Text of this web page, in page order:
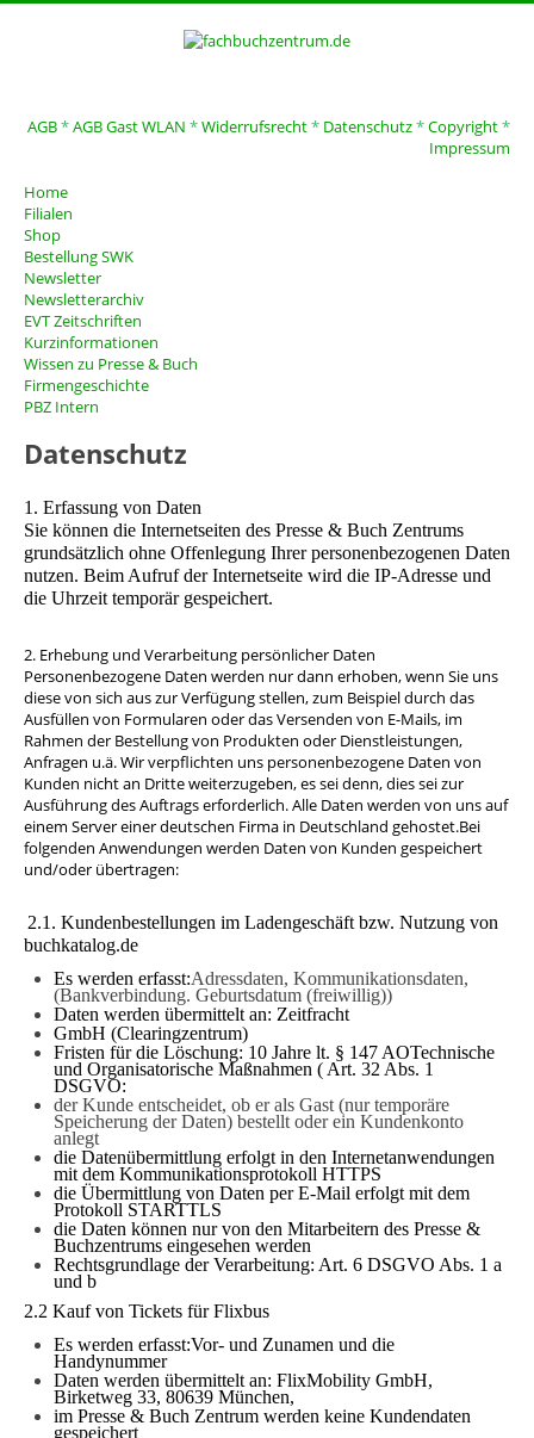
AGB*AGB Gast WLAN *Widerrufsrecht* Datenschutz*Copyright*
Impressum
Home
Filialen
Shop
Bestellung SWK
Newsletter
Newsletterarchiv
EVT Zeitschriften
Kurzinformationen
Wissen zu Presse & Buch
Firmengeschichte
PBZ Intern
Datenschutz
1. Erfassung von Daten
Sie können die Internetseiten des Presse & Buch Zentrums
grundsätzlich ohne Offenlegung Ihrer personenbezogenen Daten
nutzen. Beim Aufruf der Internetseite wird die IP-Adresse und
die Uhrzeit temporär gespeichert.
2. Erhebung und Verarbeitung persönlicher Daten
Personenbezogene Daten werden nur dann erhoben, wenn Sie uns
diese von sich aus zur Verfügung stellen, zum Beispiel durch das
Ausfüllen von Formularen oder das Versenden von E-Mails, im
Rahmen der Bestellung von Produkten oder Dienstleistungen,
Anfragen u.ä. Wir verpflichten uns personenbezogene Daten von
Kunden nicht an Dritte weiterzugeben, es sei denn, dies sei zur
Ausführung des Auftrags erforderlich. Alle Daten werden von uns auf
einem Server einer deutschen Firma in Deutschland gehostet.Bei
folgenden Anwendungen werden Daten von Kunden gespeichert
und/oder übertragen:
2.1. Kundenbestellungen im Ladengeschäft bzw. Nutzung von
buchkatalog.de
Es werden erfasst:Adressdaten, Kommunikationsdaten,
(Bankverbindung. Geburtsdatum (freiwillig))
Daten werden übermittelt an: Zeitfracht
GmbH (Clearingzentrum)
Fristen für die Löschung: 10 Jahre lt. § 147 AOTechnische
und Organisatorische Maßnahmen ( Art. 32 Abs. 1
DSGVO:
der Kunde entscheidet, ob er als Gast (nur temporäre
Speicherung der Daten) bestellt oder ein Kundenkonto
anlegt
die Datenübermittlung erfolgt in den Internetanwendungen
mit dem Kommunikationsprotokoll HTTPS
die Übermittlung von Daten per E-Mail erfolgt mit dem
Protokoll STARTTLS
die Daten können nur von den Mitarbeitern des Presse &
Buchzentrums eingesehen werden
Rechtsgrundlage der Verarbeitung: Art. 6 DSGVO Abs. 1 a
und b
2.2 Kauf von Tickets für Flixbus
Es werden erfasst:Vor- und Zunamen und die
Handynummer
Daten werden übermittelt an: FlixMobility GmbH,
Birketweg 33, 80639 München,
im Presse & Buch Zentrum werden keine Kundendaten
gespeichert